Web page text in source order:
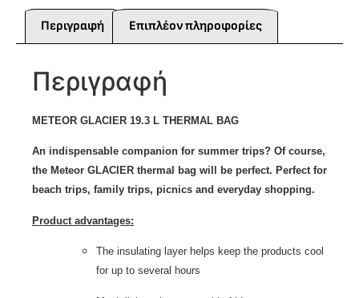
Περιγραφή Επιπλέον πληροφορίες
Περιγραφή
METEOR GLACIER 19.3 L THERMAL BAG
An indispensable companion for summer trips? Of course,
the Meteor GLACIER thermal bag will be perfect. Perfect for
beach trips, family trips, picnics and everyday shopping.
Product advantages:
The insulating layer helps keep the products cool
for up to several hours